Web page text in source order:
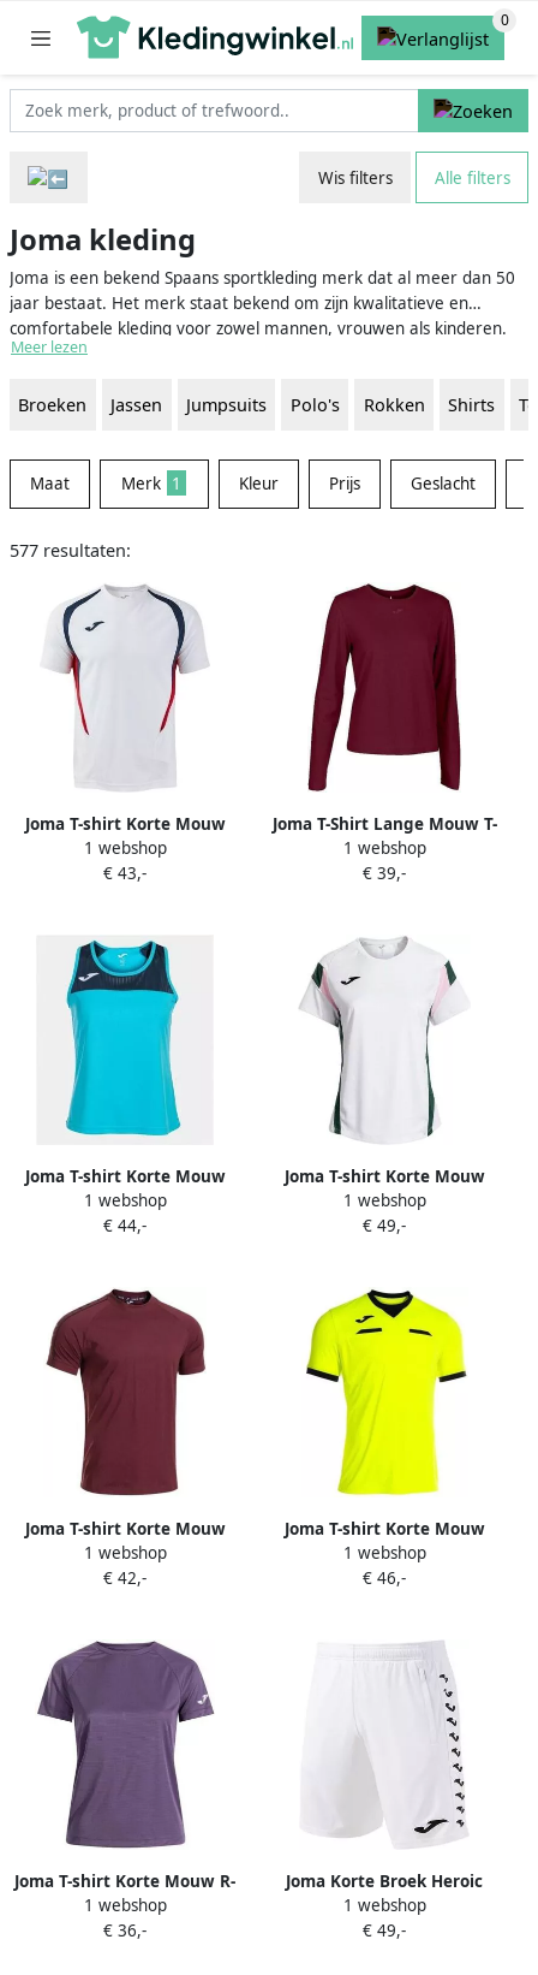
Wis filters Alle filters
Joma kleding
Joma is een bekend Spaans sportkleding merk dat al meer dan 50
jaar bestaat. Het merk staat bekend om zijn kwalitatieve en
comfortabele kleding voor zowel mannen, vrouwen als kinderen.
Of je nu op zoek bent naar een nieuw trainingspak, sportshirt,
breed assortiment waar je ongetwijfeld het perfecte item zult
vergelijkingswebsite, waar je eenvoudig Joma kleding kunt
vergelijken op basis van prijs, materiaal en kleur. Zo scoor je altijd
de beste deal!
Meer lezen
Broeken Jassen Jumpsuits Polo's Rokken Shirts
Maat Merk 1 Kleur Prijs Geslacht
577 resultaten:
Joma T-shirt Korte Mouw
Championship 20
1 webshop
€ 43,-
Joma T-Shirt Lange Mouw T-
shirt Organic
1 webshop
€ 39,-
Joma T-shirt Korte Mouw
901714013
1 webshop
€ 44,-
Joma T-shirt Korte Mouw
Montreal
1 webshop
€ 49,-
Joma T-shirt Korte Mouw
Heroic
1 webshop
€ 42,-
Joma T-shirt Korte Mouw
104240061
1 webshop
€ 46,-
Joma T-shirt Korte Mouw R-
Trail Nature
1 webshop
€ 36,-
Joma Korte Broek Heroic
1 webshop
€ 49,-